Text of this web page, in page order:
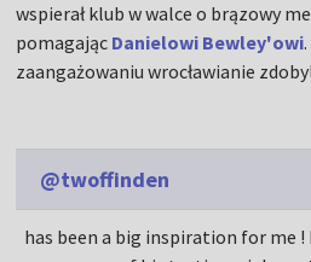
wspierał klub w walce o brązowy
pomagając Danielowi Bewley'owi
zaangażowaniu wrocławianie
@twoffinden
has been a big inspiration for me